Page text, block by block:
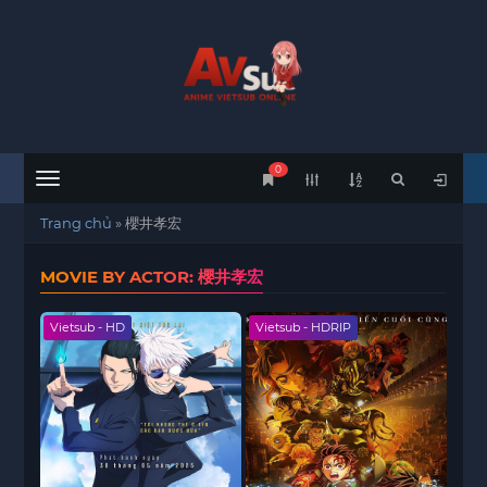
Menu
0
Trang chủ »櫻井孝宏
MOVIE BY ACTOR: 櫻井孝宏
Vietsub - HD Vietsub - HDRIP